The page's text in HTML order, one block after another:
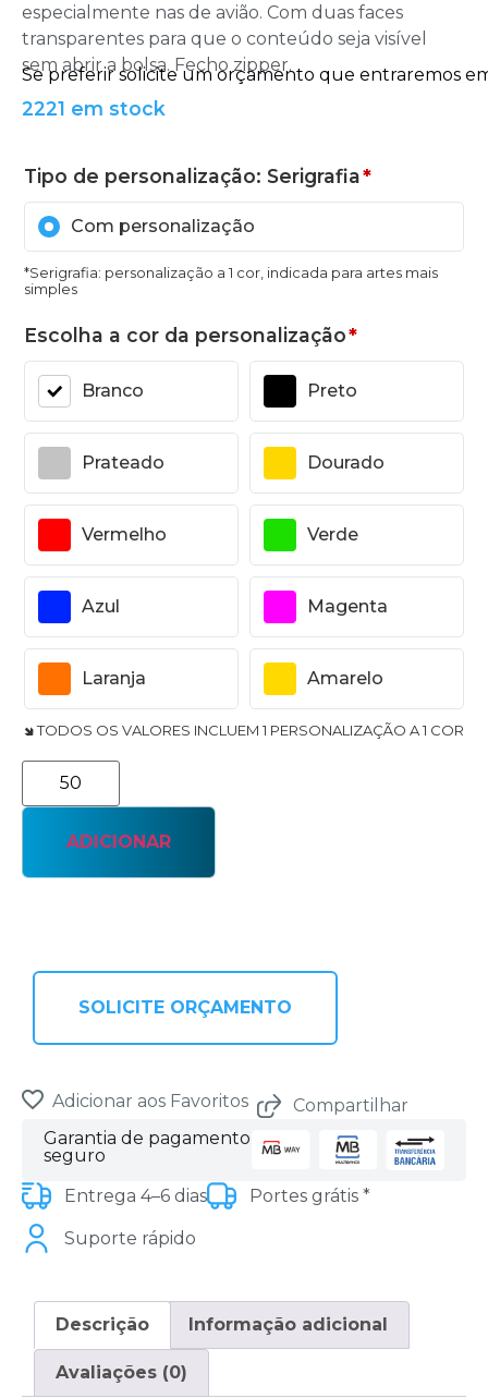
especialmente nas de avião. Com duas faces
transparentes para que o conteúdo seja visível
sem abrir a bolsa. Fecho zipper.
2221 em stock
Tipo de personalização: Serigrafia*
Com personalização
*Serigrafia: personalização a 1 cor, indicada para artes mais
simples
Escolha a cor da personalização*
Branco Preto
Prateado Dourado
Vermelho Verde
Azul Magenta
Laranja Amarelo
🢆 TODOS OS VALORES INCLUEM 1 PERSONALIZAÇÃO A 1 COR
ADICIONAR
SOLICITE ORÇAMENTO
Adicionar aos Favoritos
Compartilhar
Garantia de pagamento
seguro
Entrega 4–6 dias
Portes grátis *
Suporte rápido
Descrição Informação adicional
Avaliações (0)